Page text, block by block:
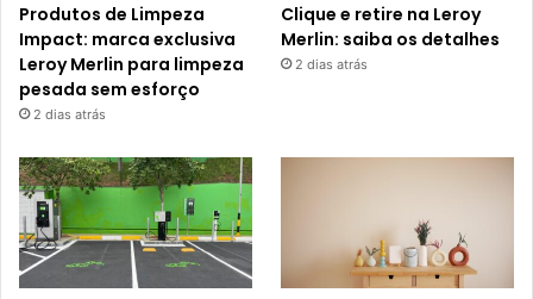
Produtos de Limpeza
Impact: marca exclusiva
Leroy Merlin para limpeza
pesada sem esforço
2 dias atrás
Clique e retire na Leroy
Merlin: saiba os detalhes
2 dias atrás